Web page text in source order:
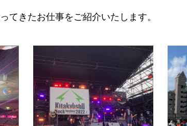
てきたお仕事をご紹介いたします。